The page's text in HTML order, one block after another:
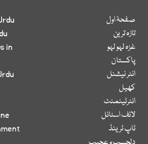
صفحۂ اول
تازہ ترین
غزہ لہو لہو
پاکستان
انٹر نیشنل
کھیل
انٹرٹینمنٹ
لائف اسٹائل
ٹاپ ٹرینڈ
in